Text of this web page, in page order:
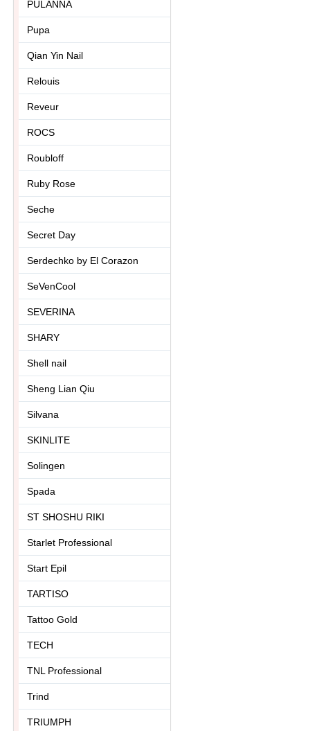
PULANNA
Pupa
Qian Yin Nail
Relouis
Reveur
ROCS
Roubloff
Ruby Rose
Seche
Secret Day
Serdechko by El Corazon
SeVenCool
SEVERINA
SHARY
Shell nail
Sheng Lian Qiu
Silvana
SKINLITE
Solingen
Spada
ST SHOSHU RIKI
Starlet Professional
Start Epil
TARTISO
Tattoo Gold
TECH
TNL Professional
Trind
TRIUMPH